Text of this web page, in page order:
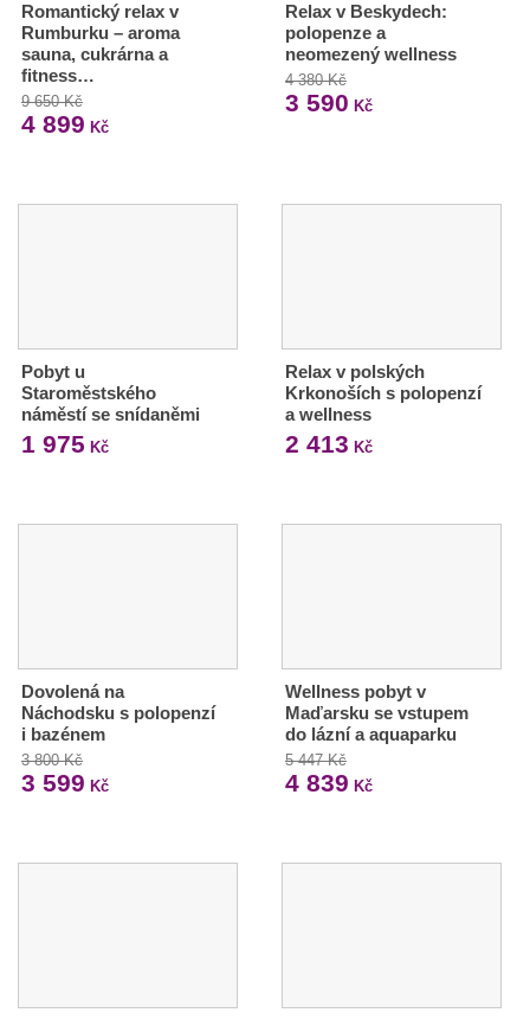
Romantický relax v
Rumburku – aroma
sauna, cukrárna a
fitness…
9 650 Kč
4 899 Kč
Relax v Beskydech:
polopenze a
neomezený wellness
4 380 Kč
3 590 Kč
Pobyt u
Staroměstského
náměstí se snídaněmi
1 975 Kč
Relax v polských
Krkonoších s polopenzí
a wellness
2 413 Kč
Dovolená na
Náchodsku s polopenzí
i bazénem
3 800 Kč
3 599 Kč
Wellness pobyt v
Maďarsku se vstupem
do lázní a aquaparku
5 447 Kč
4 839 Kč